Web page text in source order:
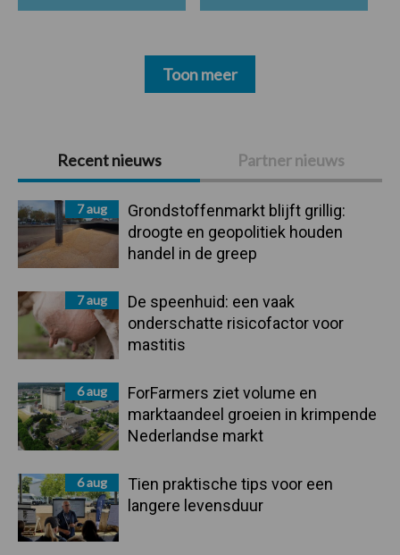
Primaire
Sidebar
Recent nieuws Partner nieuws
7 aug
Grondstoffenmarkt blijft grillig:
droogte en geopolitiek houden
handel in de greep
7 aug
De speenhuid: een vaak
onderschatte risicofactor voor
mastitis
6 aug
ForFarmers ziet volume en
marktaandeel groeien in krimpende
Nederlandse markt
6 aug
Tien praktische tips voor een
langere levensduur
Toon meer